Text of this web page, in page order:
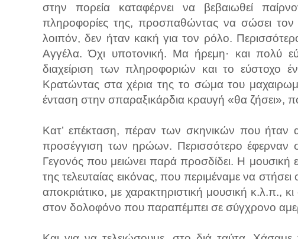
στην πορεία καταφέρνει να βεβαιωθεί
πληροφορίες της, προσπαθώντας να σώσει
λοιπόν, δεν ήταν κακή για τον ρόλο.
Αγγέλα. Όχι υποτονική. Μα ήρεμη· και πολύ
διαχείριση των πληροφοριών και το εύστοχο
Κρατώντας στα χέρια της το σώμα του
ένταση στην σπαραξικάρδια κραυγή «θα ζήσει»,
Κατ’ επέκταση, πέραν των σκηνικών που ήταν
προσέγγιση των ηρώων. Περισσότερο έφερναν
Γεγονός που μειώνει παρά προσδίδει. Η μουσική
της τελευταίας εικόνας, που περιμέναμε να
αποκριάτικο, με χαρακτηριστική μουσική κ.λ.π.,
στον δολοφόνο που παραπέμπει σε σύγχρονο